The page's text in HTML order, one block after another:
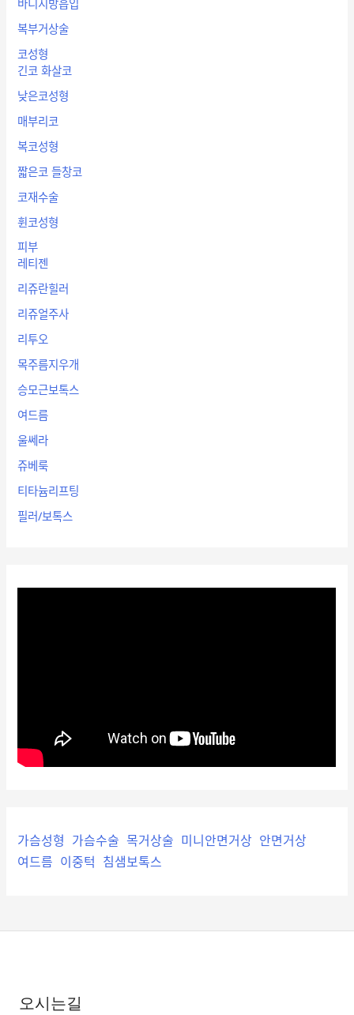
바디지방흡입
복부거상술
코성형
긴코 화살코
낮은코성형
매부리코
복코성형
짧은코 들창코
코재수술
휜코성형
피부
레티젠
리쥬란힐러
리쥬얼주사
리투오
목주름지우개
승모근보톡스
여드름
울쎄라
쥬베룩
티타늄리프팅
필러/보톡스
가슴성형 가슴수술 목거상술 미니안면거상 안면거상
여드름 이중턱 침샘보톡스
오시는길